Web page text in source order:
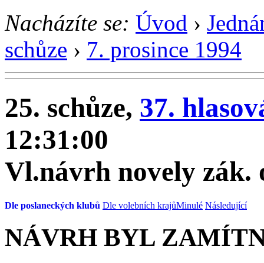
Nacházíte se: Úvod ›
schůze › 7. prosince 1994
25. schůze, 37.
12:31:00
Vl.návrh novely zák.
Dle poslaneckých klubů Dle volebních krajůMinulé Následující
NÁVRH BYL